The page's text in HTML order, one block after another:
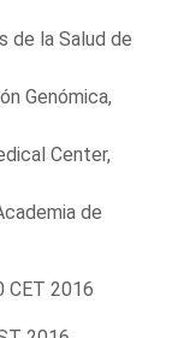
de la Salud de
Genómica,
Center,
de
CET 2016